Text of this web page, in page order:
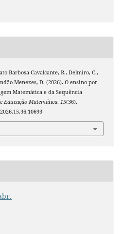
Barbosa Cavalcante, R., Delmiro, C.,
Menezes, D. (2026). O ensino por
Matemática e da Sequência
Educação Matemática, 15(36).